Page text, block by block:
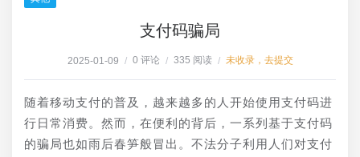
支付码骗局
2025-01-09 / 0 评论 / 335 阅读 / 未收录，去提交
随着移动支付的普及，越来越多的人开始使用支付码进
行日常消费。然而，在便利的背后，一系列基于支付码
的骗局也如雨后春笋般冒出。不法分子利用人们对支付